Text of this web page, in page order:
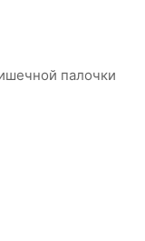
палочки